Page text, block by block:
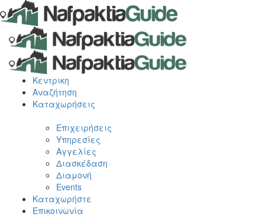
Κεντρικη
Αναζήτηση
Καταχωρήσεις
Επιχειρήσεις
Υπηρεσίες
Αγγελίες
Διασκέδαση
Διαμονή
Events
Καταχωρήστε
Επικοινωνία